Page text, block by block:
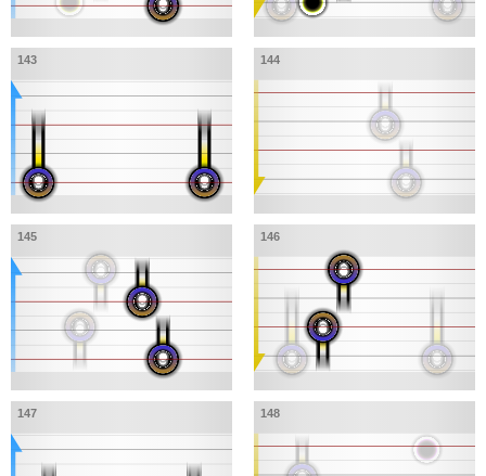
143 144
145 146
147 148